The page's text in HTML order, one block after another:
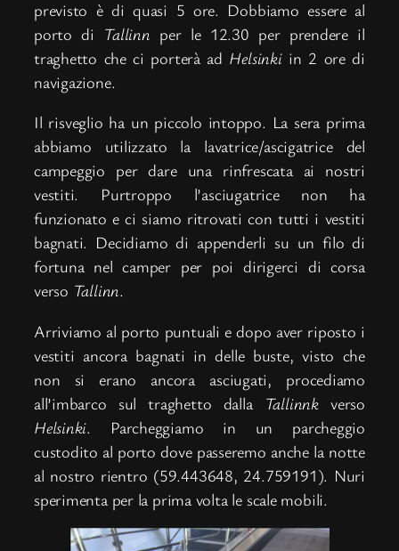
previsto è di quasi 5 ore. Dobbiamo essere al
porto di Tallinn per le 12.30 per prendere il
traghetto che ci porterà ad Helsinkiin 2 ore di
navigazione.
Il risveglio ha un piccolo intoppo. La sera prima
abbiamo utilizzato la lavatrice/ascigatrice del
campeggio per dare una rinfrescata ai nostri
vestiti. Purtroppo l’asciugatrice non ha
funzionato e ci siamo ritrovati con tutti i vestiti
bagnati. Decidiamo di appenderli su un filo di
fortuna nel camper per poi dirigerci di corsa
verso Tallinn.
Arriviamo al porto puntuali e dopo aver riposto i
vestiti ancora bagnati in delle buste, visto che
non si erano ancora asciugati, procediamo
all’imbarco sul traghetto dalla Tallinnkverso
Helsinki. Parcheggiamo in un parcheggio
custodito al porto dove passeremo anche la notte
al nostro rientro (59.443648, 24.759191). Nuri
sperimenta per la prima volta le scale mobili.